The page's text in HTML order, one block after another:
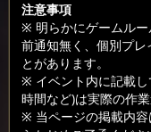
注意事項
※ 明らかにゲームル
前通知無く、個別プ
とがあります。
※ イベント内に記載
時間など)は実際の作
※ 当ページの掲載内